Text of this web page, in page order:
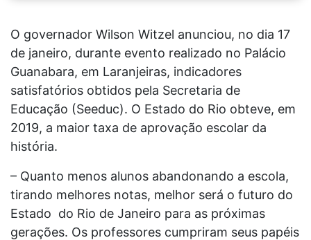
O governador Wilson Witzel anunciou, no dia 17
de janeiro, durante evento realizado no Palácio
Guanabara, em Laranjeiras, indicadores
satisfatórios obtidos pela Secretaria de
Educação (Seeduc). O Estado do Rio obteve, em
2019, a maior taxa de aprovação escolar da
história.
– Quanto menos alunos abandonando a escola,
tirando melhores notas, melhor será o futuro do
Estado do Rio de Janeiro para as próximas
gerações. Os professores cumpriram seus papéis